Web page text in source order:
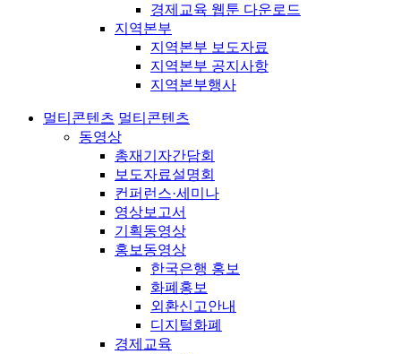
경제교육 웹툰 다운로드
지역본부
지역본부 보도자료
지역본부 공지사항
지역본부행사
멀티콘텐츠 멀티콘텐츠
동영상
총재기자간담회
보도자료설명회
컨퍼런스·세미나
영상보고서
기획동영상
홍보동영상
한국은행 홍보
화폐홍보
외환신고안내
디지털화폐
경제교육